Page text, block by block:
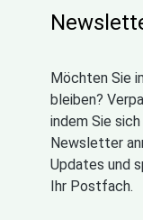
Möchten Sie
bleiben?
indem Sie
Newsletter
Updates und
Ihr Postfach.